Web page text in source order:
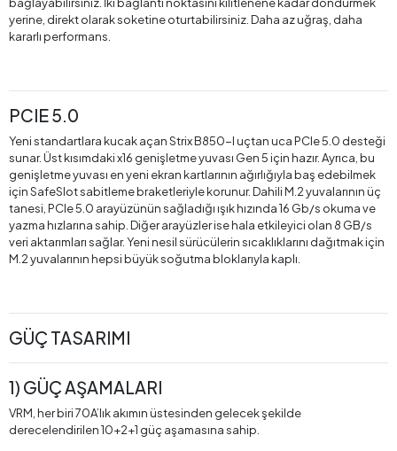
yerine, direkt olarak soketine oturtabilirsiniz. Daha az uğraş, daha
kararlı performans.
PCIE 5.0
Yeni standartlara kucak açan Strix B850-I uçtan uca PCIe 5.0 desteği
sunar. Üst kısımdaki x16 genişletme yuvası Gen 5 için hazır. Ayrıca, bu
genişletme yuvası en yeni ekran kartlarının ağırlığıyla baş edebilmek
için SafeSlot sabitleme braketleriyle korunur. Dahili M.2 yuvalarının üç
tanesi, PCIe 5.0 arayüzünün sağladığı ışık hızında 16 Gb/s okuma ve
yazma hızlarına sahip. Diğer arayüzler ise hala etkileyici olan 8 GB/s
veri aktarımları sağlar. Yeni nesil sürücülerin sıcaklıklarını dağıtmak için
M.2 yuvalarının hepsi büyük soğutma bloklarıyla kaplı.
GÜÇ TASARIMI
1) GÜÇ AŞAMALARI
VRM, her biri 70A’lık akımın üstesinden gelecek şekilde
derecelendirilen 10+2+1 güç aşamasına sahip.